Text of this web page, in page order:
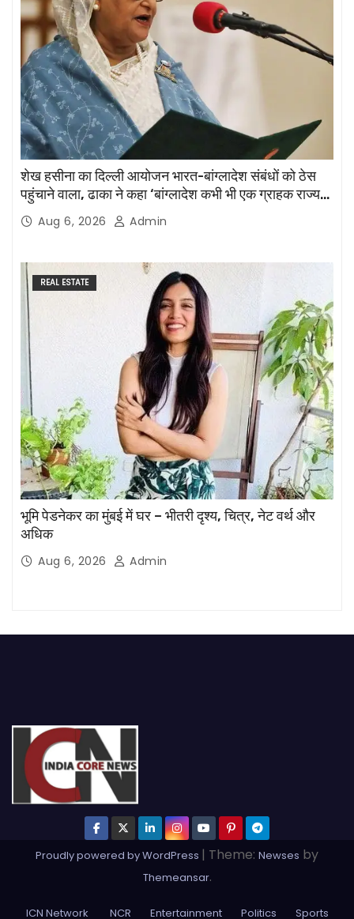
शेख हसीना का दिल्ली आयोजन भारत-बांग्लादेश संबंधों को ठेस
पहुंचाने वाला, ढाका ने कहा ‘बांग्लादेश कभी भी एक ग्राहक राज्य
नहीं होगा’
Aug 6, 2026 Admin
REAL ESTATE
भूमि पेडनेकर का मुंबई में घर – भीतरी दृश्य, चित्र, नेट वर्थ और
अधिक
Aug 6, 2026 Admin
Proudly powered by WordPress | Theme: Newses by
Themeansar.
ICN Network NCR Entertainment Politics Sports